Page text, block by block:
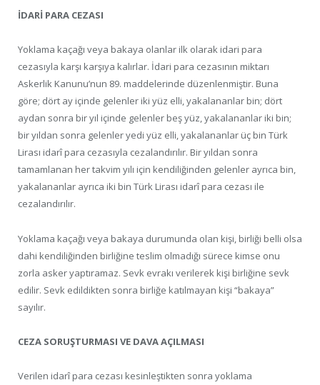
İDARİ PARA CEZASI
Yoklama kaçağı veya bakaya olanlar ilk olarak idari para
cezasıyla karşı karşıya kalırlar. İdari para cezasının miktarı
Askerlik Kanunu’nun 89. maddelerinde düzenlenmiştir. Buna
göre; dört ay içinde gelenler iki yüz elli, yakalananlar bin; dört
aydan sonra bir yıl içinde gelenler beş yüz, yakalananlar iki bin;
bir yıldan sonra gelenler yedi yüz elli, yakalananlar üç bin Türk
Lirası idarî para cezasıyla cezalandırılır. Bir yıldan sonra
tamamlanan her takvim yılı için kendiliğinden gelenler ayrıca bin,
yakalananlar ayrıca iki bin Türk Lirası idarî para cezası ile
cezalandırılır.
Yoklama kaçağı veya bakaya durumunda olan kişi, birliği belli olsa
dahi kendiliğinden birliğine teslim olmadığı sürece kimse onu
zorla asker yaptıramaz. Sevk evrakı verilerek kişi birliğine sevk
edilir. Sevk edildikten sonra birliğe katılmayan kişi “bakaya”
sayılır.
CEZA SORUŞTURMASI VE DAVA AÇILMASI
Verilen idarî para cezası kesinleştikten sonra yoklama